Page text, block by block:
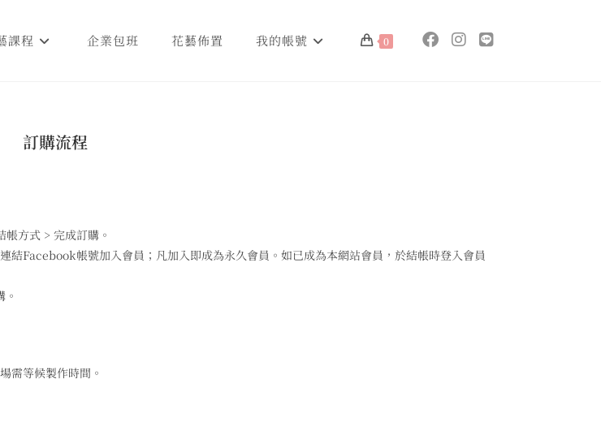
課程 企業包班 花藝佈置 我的帳號 0
訂購流程
方式 > 完成訂購。
結Facebook帳號加入會員；凡加入即成為永久會員。如已成為本網站會員，於結帳時登入會員
需等候製作時間。